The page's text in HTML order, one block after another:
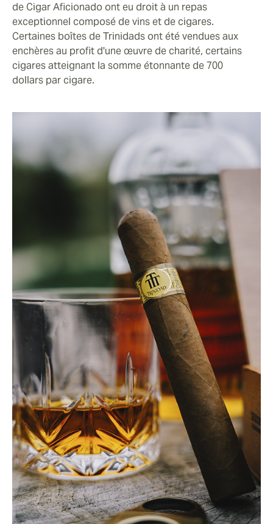
de Cigar Aficionado ont eu droit à un repas
exceptionnel composé de vins et de cigares.
Certaines boîtes de Trinidads ont été vendues aux
enchères au profit d'une œuvre de charité, certains
cigares atteignant la somme étonnante de 700
dollars par cigare.